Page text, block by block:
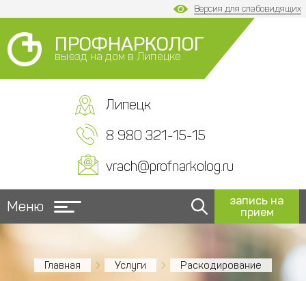
Версия для слабовидящих
ПРОФНАРКОЛОГ
выезд на дом в Липецке
Липецк
8 980 321-15-15
vrach@profnarkolog.ru
Меню
запись на
прием
Главная Услуги Раскодирование